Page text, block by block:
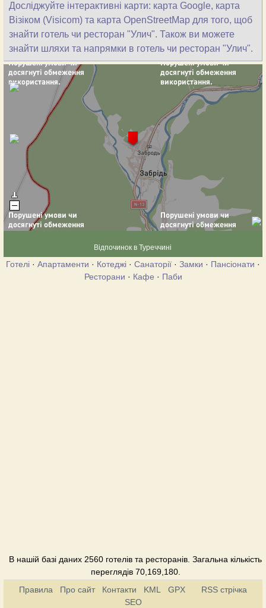
Досліджуйте інтерактивні карти: карта Google, карта
Візіком (Visicom) та карта OpenStreetMap для того, щоб
знайти готель чи ресторан "Улич". Також ви можете
знайти шляхи та напрямки в готель чи ресторан "Улич".
Відпочинок в Туреччині
Готелі · Апартаменти · Котеджі · Санаторії · Замки · Пансіонати ·
Ресторани · Кафе · Паби
В нашій базі даних 2560 готелів та ресторанів. Загальна кількість
переглядів 70,169,180.
Правила
Про сайт Контакти KML GPX
RSS стрічка
SEO